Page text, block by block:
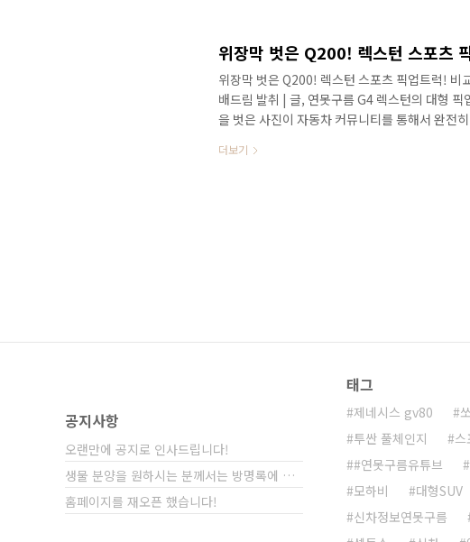
위장막 벗은 Q200! 렉스턴 스포츠 픽업트럭!
배드림 발취 | 글, 연못구름 G4 렉스턴의 대형
을 벗은 사진이 자동차 커뮤니티를 통해서 완전
고 기술력을 확보하고 있습니다. 그렇다면,G4 렉
더보기
공지사항
오랜만에 공지로 인사드립니다!
생물 분양을 원하시는 분께서는 방명록에 비밀글⋯
홈페이지를 재오픈 했습니다!
태그
제네시스 gv80
투싼 풀체인지
스
#연못구름유튜브
모하비
대형SUV
신차정보연못구름